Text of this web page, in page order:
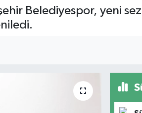
Belediyespor, yeni